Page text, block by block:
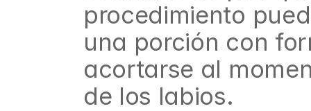
procedimiento
una porción con
acortarse al
de los labios.